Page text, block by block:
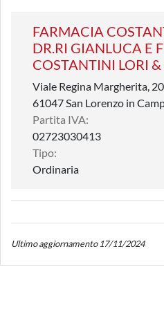
FARMACIA
DR.RI GIANLUCA E
COSTANTINI LORI &
Viale Regina Margherita, 20
61047 San Lorenzo in
Partita IVA:
02723030413
Tipo:
Ordinaria
Ultimo aggiornamento 17/11/2024